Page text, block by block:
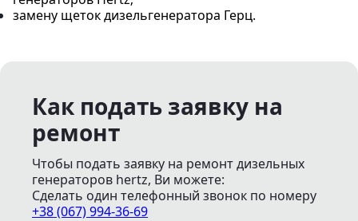
замену щеток дизельгенератора Герц.
Как подать заявку на
ремонт
Чтобы подать заявку на ремонт дизельных
генераторов hertz, Ви можете:
Сделать один телефонный звонок по номеру
+38 (067) 994-36-69